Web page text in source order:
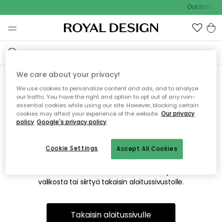
Outdoor
Emme valitettavasti löydä
etsimääsi sivua
Tämä voi johtua siitä, että sivua ei enää ole tai siitä, että se
on siirretty muualle. Pahoittelemme tästä mahdollisesti
valikosta tai siirtyä takaisin aloitussivustolle.
Takaisin aloitussivulle
We care about your privacy!
We use cookies to personalize content and ads, and to analyze
our traffic. You have the right and option to opt out of any non-
essential cookies while using our site. However, blocking certain
cookies may affect your experience of the website. Our privacy
policy Google's privacy policy
Accept All Cookies
Cookie Settings